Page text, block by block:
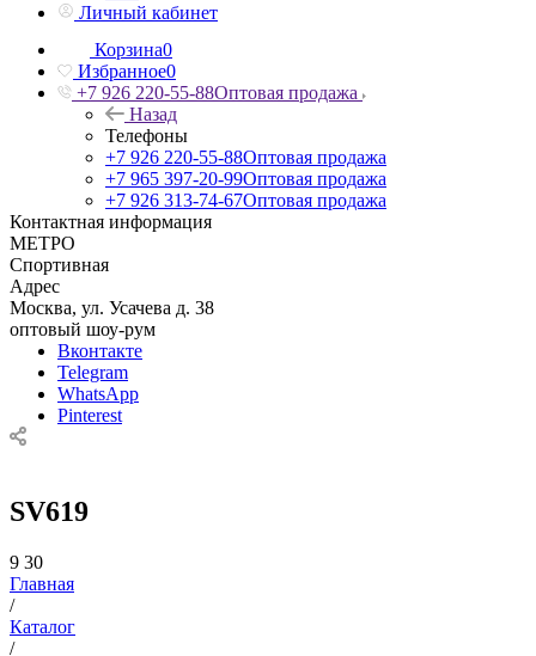
Личный кабинет
Корзина0
Избранное0
+7 926 220-55-88Оптовая продажа
Назад
Телефоны
+7 926 220-55-88Оптовая продажа
+7 965 397-20-99Оптовая продажа
+7 926 313-74-67Оптовая продажа
Контактная информация
МЕТРО
Спортивная
Адрес
Москва, ул. Усачева д. 38
оптовый шоу-рум
Вконтакте
Telegram
WhatsApp
Pinterest
SV619
9 30
Главная
/
Каталог
/